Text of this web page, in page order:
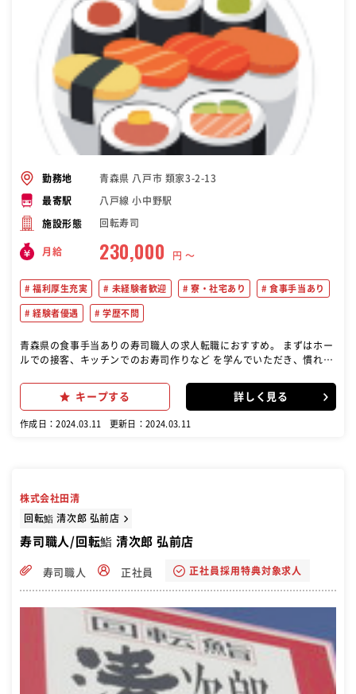
勤務地 青森県 八戸市 類家3-2-13
最寄駅 八戸線 小中野駅
施設形態 回転寿司
月給 230,000 円 〜
福利厚生充実 未経験者歓迎 寮・社宅あり 食事手当あり
経験者優遇 学歴不問
青森県の食事手当ありの寿司職人の求人転職におすすめ。 まずはホー
ルでの接客、キッチンでのお寿司作りなど を学んでいただき、慣れて
様の笑顔」 のためにチーム一丸となって店舗運営に取り組んでい ます
キープする 詳しく見る
作成日：2024.03.11 更新日：2024.03.11
株式会社田清
回転鮨 清次郎 弘前店
寿司職人/回転鮨 清次郎 弘前店
寿司職人 正社員 正社員採用特典対象求人